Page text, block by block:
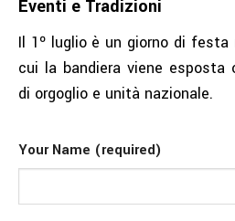
Eventi e Tradizioni
Il 1º luglio è un giorno di festa
cui la bandiera viene esposta
di orgoglio e unità nazionale.
Your Name (required)